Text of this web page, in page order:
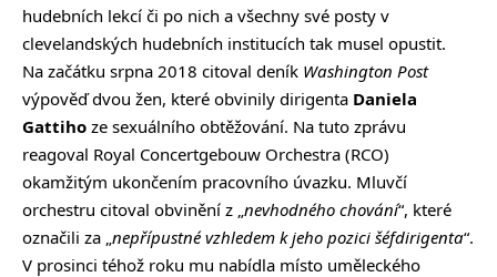
hudebních lekcí či po nich a všechny své posty v
clevelandských hudebních institucích tak musel opustit.
Na začátku srpna 2018 citoval deník Washington Post
výpověď dvou žen, které obvinily dirigenta Daniela
Gattiho ze sexuálního obtěžování. Na tuto zprávu
reagoval Royal Concertgebouw Orchestra (RCO)
okamžitým ukončením pracovního úvazku. Mluvčí
orchestru citoval obvinění z „ nevhodného chování“, které
označili za „ nepřípustné vzhledem k jeho pozici šéfdirigenta“.
V prosinci téhož roku mu nabídla místo uměleckého